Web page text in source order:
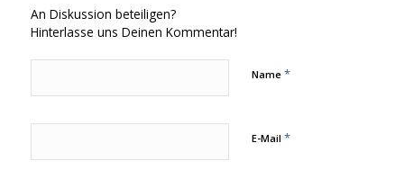
An Diskussion beteiligen?
Hinterlasse uns Deinen Kommentar!
Name *
E-Mail *